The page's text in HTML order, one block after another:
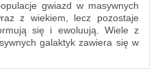
gwiazd w masywnych
z wiekiem, lecz pozostaje
się i ewoluują. Wiele z
galaktyk zawiera się w